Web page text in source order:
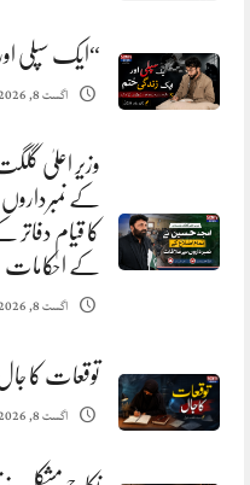
“ایک سپلی اور
اگست 8, 2026
وزیر اعلیٰ
کے
کا قیام
کے احکامات
اگست 8, 2026
توقعات کا
اگست 8, 2026